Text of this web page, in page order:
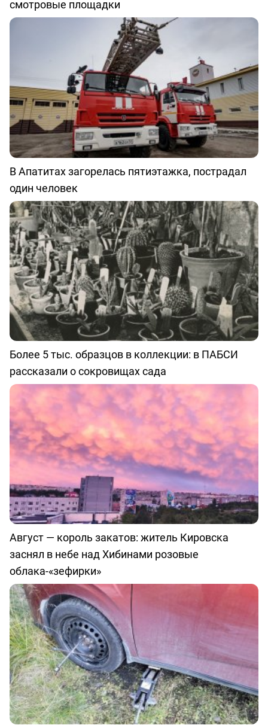
смотровые площадки
В Апатитах загорелась пятиэтажка, пострадал
один человек
Более 5 тыс. образцов в коллекции: в ПАБСИ
рассказали о сокровищах сада
Август — король закатов: житель Кировска
заснял в небе над Хибинами розовые
облака-«зефирки»